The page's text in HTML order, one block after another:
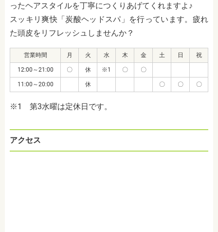
ったヘアスタイルを丁寧につくりあげてくれますよ♪
スッキリ爽快「炭酸ヘッドスパ」を行っています。疲れ
た頭皮をリフレッシュしませんか？
営業時間 月 火 水 木 金 土 日 祝
12:00～21:00 〇 休 ※1 〇 〇
11:00～20:00 休 〇 〇 〇
※1 第3水曜は定休日です。
アクセス